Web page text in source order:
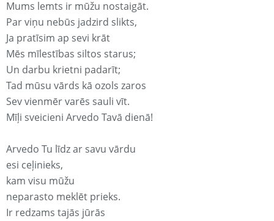
Mums lemts ir mūžu nostaigāt.
Par viņu nebūs jadzird slikts,
Ja pratīsim ap sevi krāt
Mēs mīlestības siltos starus;
Un darbu krietni padarīt;
Tad mūsu vārds kā ozols zaros
Sev vienmēr varēs sauli vīt.
Mīļi sveicieni Arvedo Tavā dienā!
Arvedo Tu līdz ar savu vārdu
esi ceļinieks,
kam visu mūžu
neparasto meklēt prieks.
Ir redzams tajās jūrās